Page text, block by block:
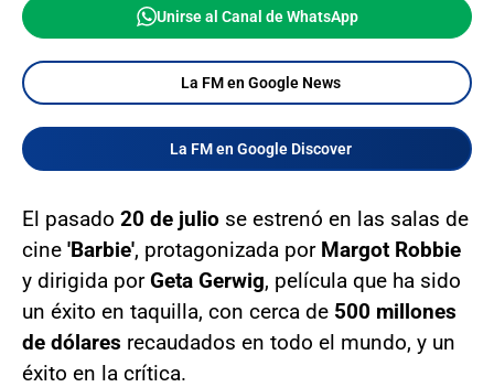
Unirse al Canal de WhatsApp
La FM en Google News
La FM en Google Discover
El pasado 20 de julio se estrenó en las salas de
cine 'Barbie', protagonizada por Margot Robbie
y dirigida porGeta Gerwig, película que ha sido
un éxito en taquilla, con cerca de 500 millones
de dólares recaudados en todo el mundo, y un
éxito en la crítica.